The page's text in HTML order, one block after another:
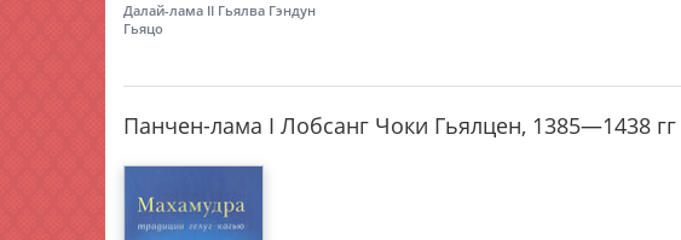
Далай-лама II Гьялва Гэндун
Гьяцо
Панчен-лама I Лобсанг Чоки Гьялцен, 1385—1438 гг